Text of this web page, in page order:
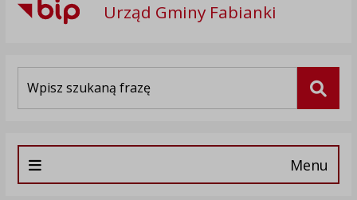
Urząd Gminy Fabianki
Menu